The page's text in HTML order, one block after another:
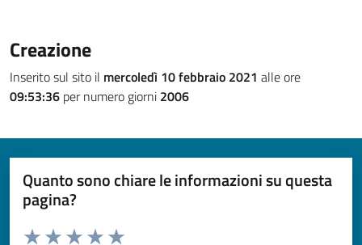
Creazione
Inserito sul sito il mercoledì 10 febbraio 2021 alle ore
09:53:36 per numero giorni 2006
Quanto sono chiare le informazioni su questa
pagina?
Valuta da 1 a 5 stelle la pagina